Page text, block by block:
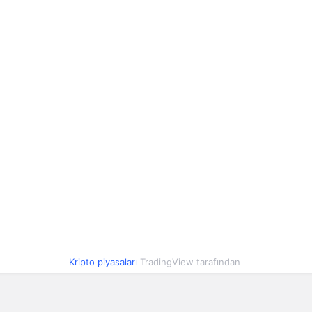
Kripto piyasaları TradingView tarafından